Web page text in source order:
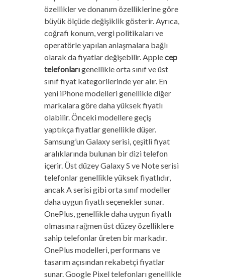
özellikler ve donanım özelliklerine göre
büyük ölçüde değişiklik gösterir. Ayrıca,
coğrafi konum, vergi politikaları ve
operatörle yapılan anlaşmalara bağlı
olarak da fiyatlar değişebilir. Applecep
telefonlarıgenellikle orta sınıf ve üst
sınıf fiyat kategorilerinde yer alır. En
yeni iPhone modelleri genellikle diğer
markalara göre daha yüksek fiyatlı
olabilir. Önceki modellere geçiş
yaptıkça fiyatlar genellikle düşer.
Samsung’un Galaxy serisi, çeşitli fiyat
aralıklarında bulunan bir dizi telefon
içerir. Üst düzey Galaxy S ve Note serisi
telefonlar genellikle yüksek fiyatlıdır,
ancak A serisi gibi orta sınıf modeller
daha uygun fiyatlı seçenekler sunar.
OnePlus, genellikle daha uygun fiyatlı
olmasına rağmen üst düzey özelliklere
sahip telefonlar üreten bir markadır.
OnePlus modelleri, performans ve
tasarım açısından rekabetçi fiyatlar
sunar. Google Pixel telefonları genellikle